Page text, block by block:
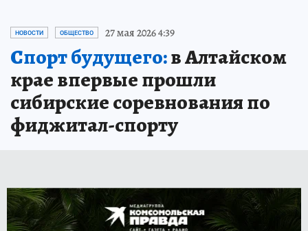
НОВОСТИ ОБЩЕСТВО 27 мая 2026 4:39
Спорт будущего:в Алтайском
крае впервые прошли
сибирские соревнования по
фиджитал-спорту